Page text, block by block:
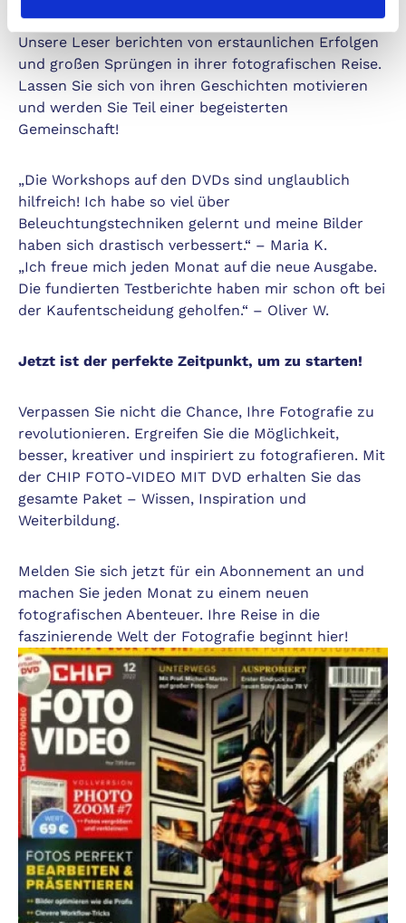
Unsere Leser berichten von erstaunlichen Erfolgen
und großen Sprüngen in ihrer fotografischen Reise.
Lassen Sie sich von ihren Geschichten motivieren
und werden Sie Teil einer begeisterten
Gemeinschaft!
„Die Workshops auf den DVDs sind unglaublich
hilfreich! Ich habe so viel über
Beleuchtungstechniken gelernt und meine Bilder
haben sich drastisch verbessert.“ – Maria K.
„Ich freue mich jeden Monat auf die neue Ausgabe.
Die fundierten Testberichte haben mir schon oft bei
der Kaufentscheidung geholfen.“ – Oliver W.
Jetzt ist der perfekte Zeitpunkt, um zu starten!
Verpassen Sie nicht die Chance, Ihre Fotografie zu
revolutionieren. Ergreifen Sie die Möglichkeit,
besser, kreativer und inspiriert zu fotografieren. Mit
der CHIP FOTO-VIDEO MIT DVD erhalten Sie das
gesamte Paket – Wissen, Inspiration und
Weiterbildung.
Melden Sie sich jetzt für ein Abonnement an und
machen Sie jeden Monat zu einem neuen
fotografischen Abenteuer. Ihre Reise in die
faszinierende Welt der Fotografie beginnt hier!